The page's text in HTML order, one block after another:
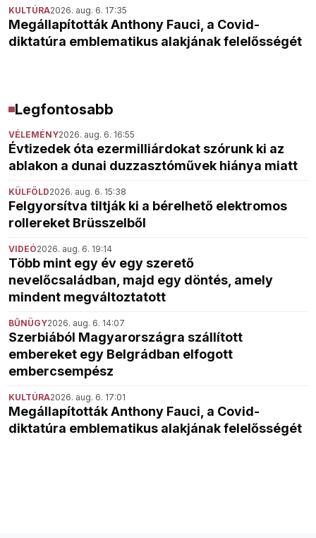
KULTÚRA2026. aug. 6. 17:35
Megállapították Anthony Fauci, a Covid-
diktatúra emblematikus alakjának felelősségét
Legfontosabb
VÉLEMÉNY2026. aug. 6. 16:55
Évtizedek óta ezermilliárdokat szórunk ki az
ablakon a dunai duzzasztóművek hiánya miatt
KÜLFÖLD2026. aug. 6. 15:38
Felgyorsítva tiltják ki a bérelhető elektromos
rollereket Brüsszelből
VIDEÓ2026. aug. 6. 19:14
Több mint egy év egy szerető
nevelőcsaládban, majd egy döntés, amely
mindent megváltoztatott
BŰNÜGY2026. aug. 6. 14:07
Szerbiából Magyarországra szállított
embereket egy Belgrádban elfogott
embercsempész
KULTÚRA2026. aug. 6. 17:01
Megállapították Anthony Fauci, a Covid-
diktatúra emblematikus alakjának felelősségét